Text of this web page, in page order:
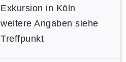
Exkursion in Köln
weitere Angaben siehe
Treffpunkt